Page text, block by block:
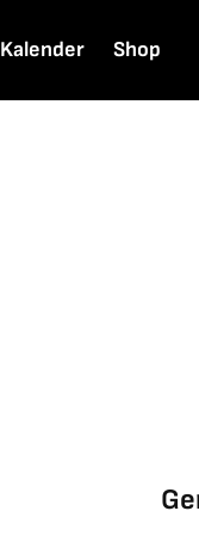
Kalender Shop